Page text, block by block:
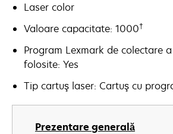
Laser color
Valoare capacitate: 1000†
Program Lexmark de colectare
folosite: Yes
Tip cartuş laser: Cartuş cu
Prezentare generală